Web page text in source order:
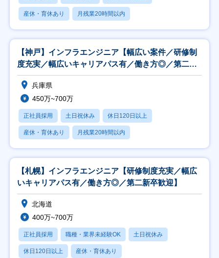
産休・育休あり 月残業20時間以内
【神戸】インフラエンジニア【幅広い案件／研修制
度充実／幅広いキャリアパス有／働き方◎／第二新
卒歓迎】
兵庫県
450万~700万
正社員採用 土日祝休み 休日120日以上
産休・育休あり 月残業20時間以内
【札幌】インフラエンジニア【研修制度充実／幅広
いキャリアパス有／働き方◎／第二新卒歓迎】
北海道
400万~700万
正社員採用 職種・業界未経験OK 土日祝休み
休日120日以上 産休・育休あり